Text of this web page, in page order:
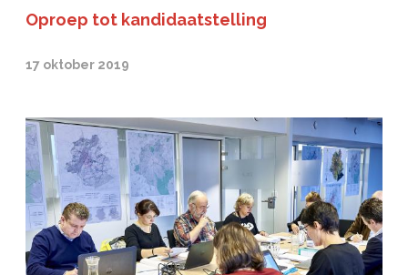
Oproep tot kandidaatstelling
17 oktober 2019